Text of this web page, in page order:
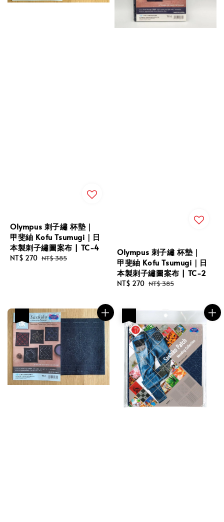
Olympus 刺子繡 杯墊｜
甲斐紬 Kofu Tsumugi｜日
本製刺子繡圖案布 | TC-4
Sale
NT$ 270 Regular
NT$ 385
Olympus 刺子繡 杯墊｜
甲斐紬 Kofu Tsumugi｜日
本製刺子繡圖案布 | TC-2
Sale
NT$ 270 Regular
NT$ 385